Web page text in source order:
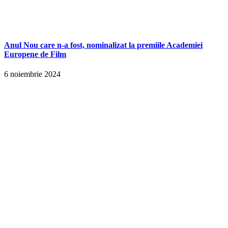
Anul Nou care n-a fost, nominalizat la premiile Academiei
Europene de Film
6 noiembrie 2024